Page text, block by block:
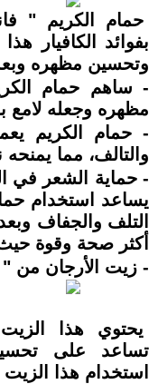
حمام الكريم "
بفوائد الكافيار
وتحسين مظهره
- ساهم حمام
مظهره وجعله
- حمام الكريم
والتالف، مما
- حماية الشعر في
يساعد استخدام
التلف والجفاف
أكثر صحة وقوة
- زيت الأرجان من "
يحتوي هذا
تساعد على
استخدام هذا الزيت